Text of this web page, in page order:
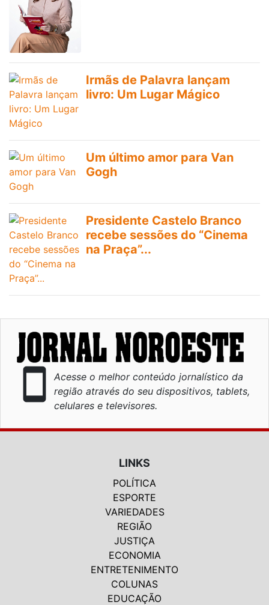
Irmãs de Palavra lançam
livro: Um Lugar Mágico
Um último amor para Van
Gogh
Presidente Castelo Branco
recebe sessões do “Cinema
na Praça”...
smartphone
Acesse o melhor conteúdo jornalístico da
região através do seu dispositivos, tablets,
celulares e televisores.
LINKS
POLÍTICA
ESPORTE
VARIEDADES
REGIÃO
JUSTIÇA
ECONOMIA
ENTRETENIMENTO
COLUNAS
EDUCAÇÃO